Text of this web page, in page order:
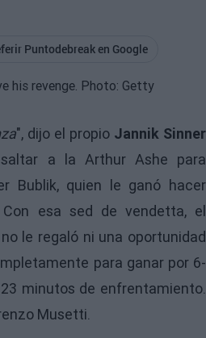
section
Puntodebreak en Google
", dijo el propio Jannik Sinner
a la Arthur Ashe para
Bublik, quien le ganó hacer
esa sed de vendetta, el
le regaló ni una oportunidad
para ganar por 6-
minutos de enfrentamiento.
Musetti.